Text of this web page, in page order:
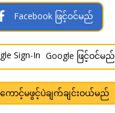
Facebook ဖြင့်ဝင်မည်
Google ဖြင့်ဝင်မည်
ာင့်မဖွင့်ပဲချက်ချင်းဝယ်မည်